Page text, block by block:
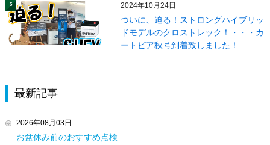
5 2024年10月24日
ついに、迫る！ストロングハイブリッ
ドモデルのクロストレック！・・・カ
ートピア秋号到着致しました！
最新記事
2026年08月03日
お盆休み前のおすすめ点検